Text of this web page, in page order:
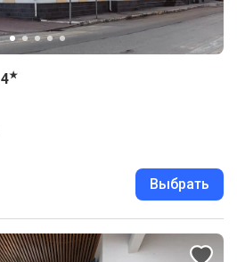
4★
Выбрать